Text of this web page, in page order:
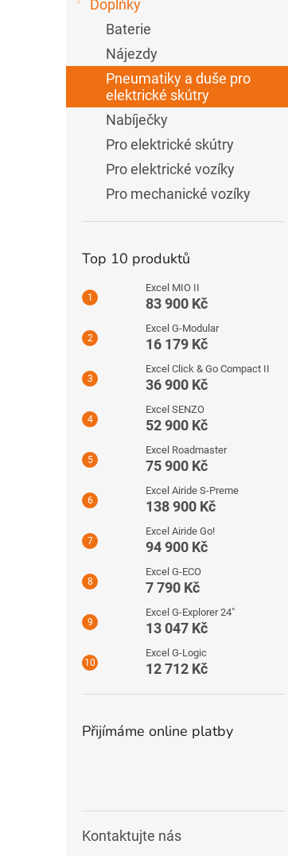
Doplňky
Baterie
Nájezdy
Pneumatiky a duše pro
elektrické skútry
Nabíječky
Pro elektrické skútry
Pro elektrické vozíky
Pro mechanické vozíky
Top 10 produktů
Excel MIO II
83 900 Kč
Excel G-Modular
16 179 Kč
Excel Click & Go Compact II
36 900 Kč
Excel SENZO
52 900 Kč
Excel Roadmaster
75 900 Kč
Excel Airide S-Preme
138 900 Kč
Excel Airide Go!
94 900 Kč
Excel G-ECO
7 790 Kč
Excel G-Explorer 24″
13 047 Kč
Excel G-Logic
12 712 Kč
Přijímáme online platby
Kontaktujte nás